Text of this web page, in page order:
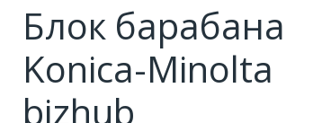
Блок барабана
Konica-Minolta
bizhub